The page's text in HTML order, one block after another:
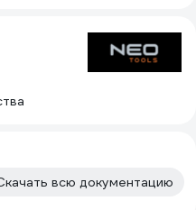
всю документацию